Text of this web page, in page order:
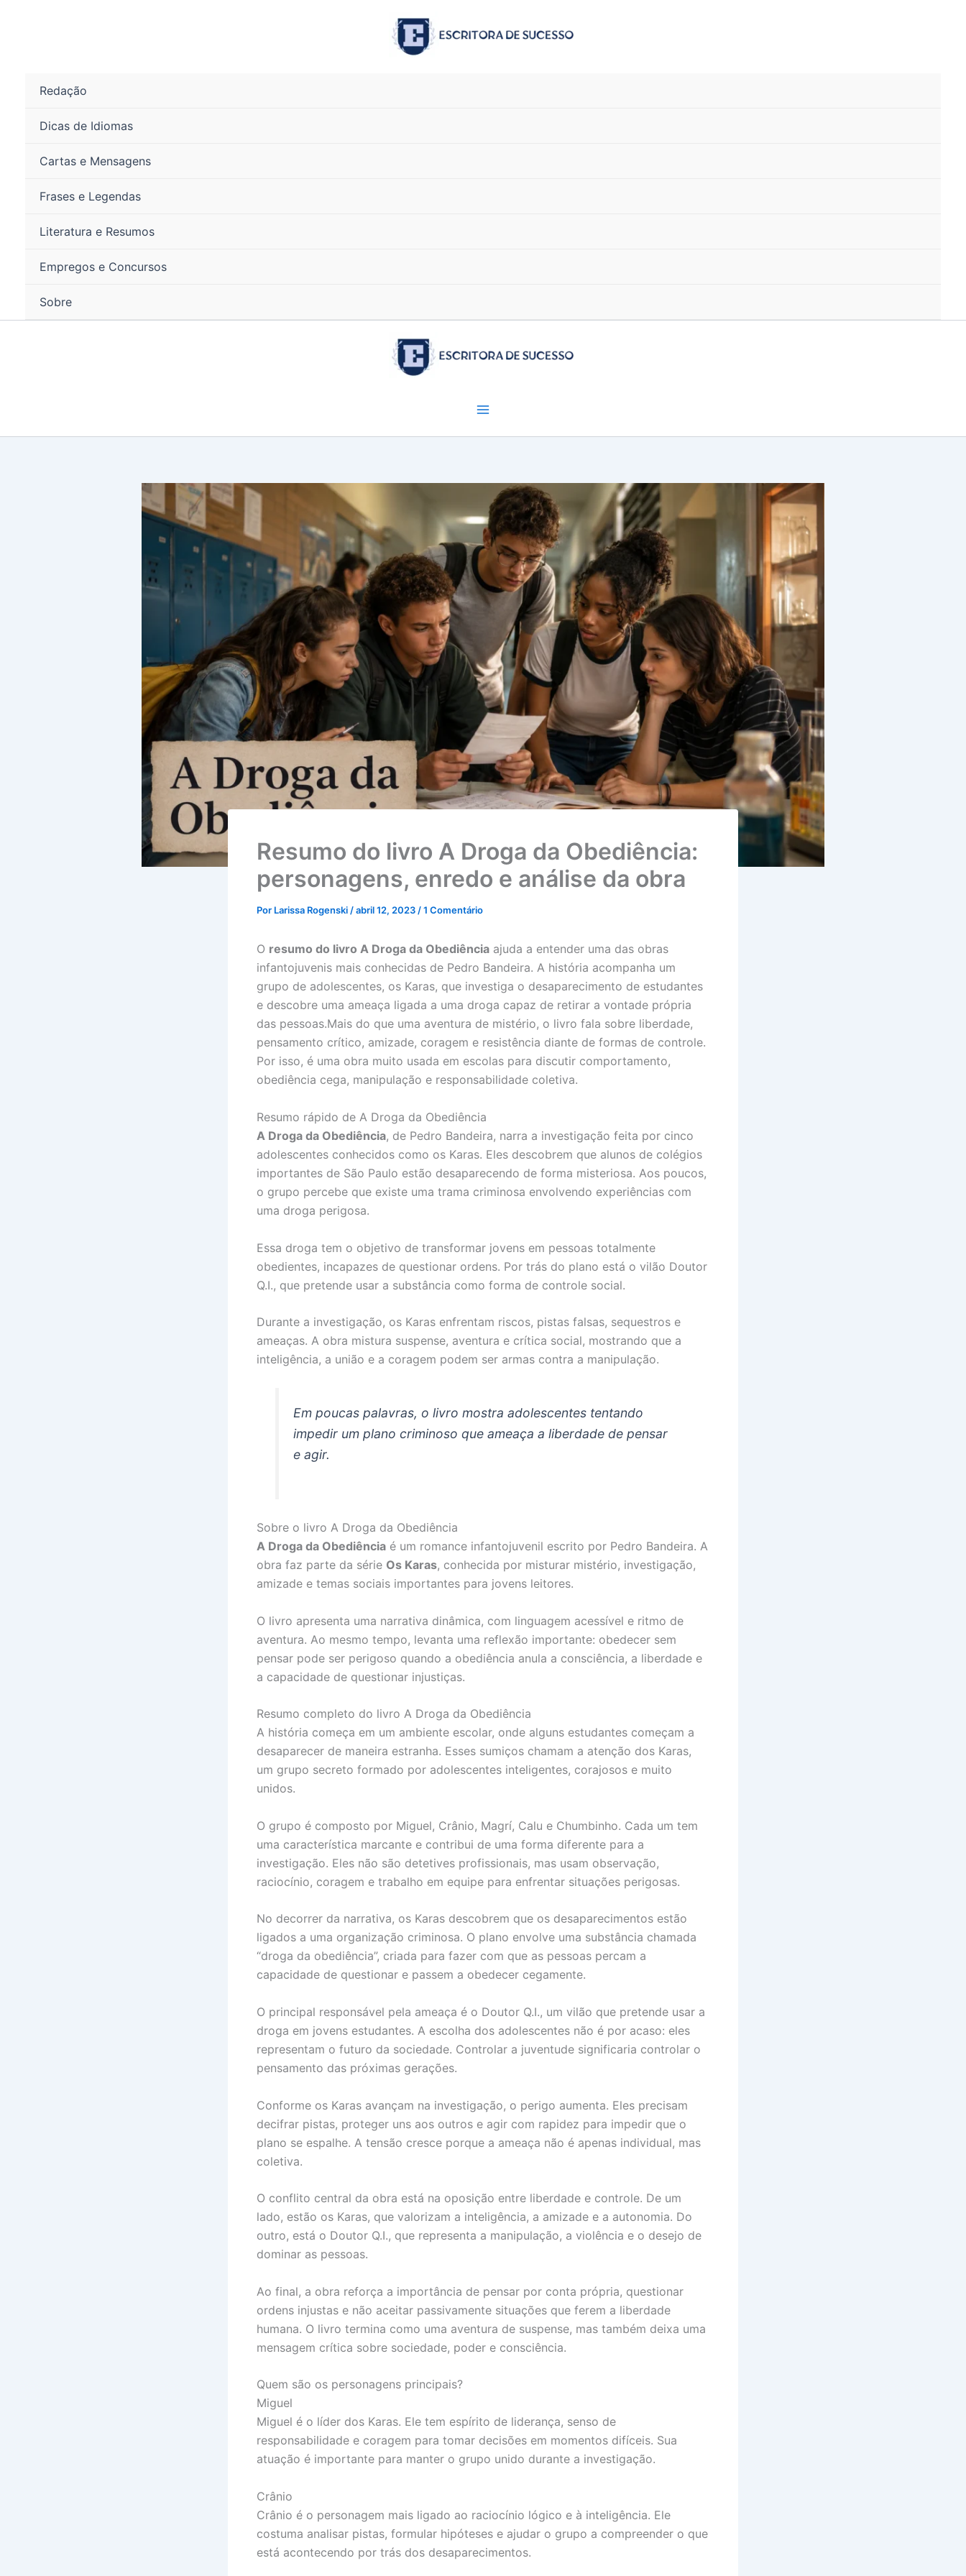
Redação
Dicas de Idiomas
Cartas e Mensagens
Frases e Legendas
Literatura e Resumos
Empregos e Concursos
Sobre
Resumo do livro A Droga da Obediência:
personagens, enredo e análise da obra
Por Larissa Rogenski/abril 12, 2023/1 Comentário
O resumo do livro A Droga da Obediência ajuda a entender uma das obras
infantojuvenis mais conhecidas de Pedro Bandeira. A história acompanha um
grupo de adolescentes, os Karas, que investiga o desaparecimento de estudantes
e descobre uma ameaça ligada a uma droga capaz de retirar a vontade própria
das pessoas.Mais do que uma aventura de mistério, o livro fala sobre liberdade,
pensamento crítico, amizade, coragem e resistência diante de formas de controle.
Por isso, é uma obra muito usada em escolas para discutir comportamento,
obediência cega, manipulação e responsabilidade coletiva.
Resumo rápido de A Droga da Obediência
A Droga da Obediência, de Pedro Bandeira, narra a investigação feita por cinco
adolescentes conhecidos como os Karas. Eles descobrem que alunos de colégios
importantes de São Paulo estão desaparecendo de forma misteriosa. Aos poucos,
o grupo percebe que existe uma trama criminosa envolvendo experiências com
uma droga perigosa.
Essa droga tem o objetivo de transformar jovens em pessoas totalmente
obedientes, incapazes de questionar ordens. Por trás do plano está o vilão Doutor
Q.I., que pretende usar a substância como forma de controle social.
Durante a investigação, os Karas enfrentam riscos, pistas falsas, sequestros e
ameaças. A obra mistura suspense, aventura e crítica social, mostrando que a
inteligência, a união e a coragem podem ser armas contra a manipulação.
Em poucas palavras, o livro mostra adolescentes tentando
impedir um plano criminoso que ameaça a liberdade de pensar
e agir.
Sobre o livro A Droga da Obediência
A Droga da Obediência é um romance infantojuvenil escrito por Pedro Bandeira. A
obra faz parte da série Os Karas, conhecida por misturar mistério, investigação,
amizade e temas sociais importantes para jovens leitores.
O livro apresenta uma narrativa dinâmica, com linguagem acessível e ritmo de
aventura. Ao mesmo tempo, levanta uma reflexão importante: obedecer sem
pensar pode ser perigoso quando a obediência anula a consciência, a liberdade e
a capacidade de questionar injustiças.
Resumo completo do livro A Droga da Obediência
A história começa em um ambiente escolar, onde alguns estudantes começam a
desaparecer de maneira estranha. Esses sumiços chamam a atenção dos Karas,
um grupo secreto formado por adolescentes inteligentes, corajosos e muito
unidos.
O grupo é composto por Miguel, Crânio, Magrí, Calu e Chumbinho. Cada um tem
uma característica marcante e contribui de uma forma diferente para a
investigação. Eles não são detetives profissionais, mas usam observação,
raciocínio, coragem e trabalho em equipe para enfrentar situações perigosas.
No decorrer da narrativa, os Karas descobrem que os desaparecimentos estão
ligados a uma organização criminosa. O plano envolve uma substância chamada
“droga da obediência”, criada para fazer com que as pessoas percam a
capacidade de questionar e passem a obedecer cegamente.
O principal responsável pela ameaça é o Doutor Q.I., um vilão que pretende usar a
droga em jovens estudantes. A escolha dos adolescentes não é por acaso: eles
representam o futuro da sociedade. Controlar a juventude significaria controlar o
pensamento das próximas gerações.
Conforme os Karas avançam na investigação, o perigo aumenta. Eles precisam
decifrar pistas, proteger uns aos outros e agir com rapidez para impedir que o
plano se espalhe. A tensão cresce porque a ameaça não é apenas individual, mas
coletiva.
O conflito central da obra está na oposição entre liberdade e controle. De um
lado, estão os Karas, que valorizam a inteligência, a amizade e a autonomia. Do
outro, está o Doutor Q.I., que representa a manipulação, a violência e o desejo de
dominar as pessoas.
Ao final, a obra reforça a importância de pensar por conta própria, questionar
ordens injustas e não aceitar passivamente situações que ferem a liberdade
humana. O livro termina como uma aventura de suspense, mas também deixa uma
mensagem crítica sobre sociedade, poder e consciência.
Quem são os personagens principais?
Miguel
Miguel é o líder dos Karas. Ele tem espírito de liderança, senso de
responsabilidade e coragem para tomar decisões em momentos difíceis. Sua
atuação é importante para manter o grupo unido durante a investigação.
Crânio
Crânio é o personagem mais ligado ao raciocínio lógico e à inteligência. Ele
costuma analisar pistas, formular hipóteses e ajudar o grupo a compreender o que
está acontecendo por trás dos desaparecimentos.